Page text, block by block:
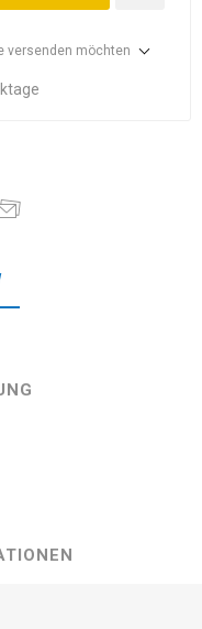
versenden möchten